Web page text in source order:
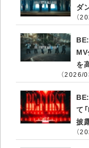
ダ
（
を
（2026/
て
披
（